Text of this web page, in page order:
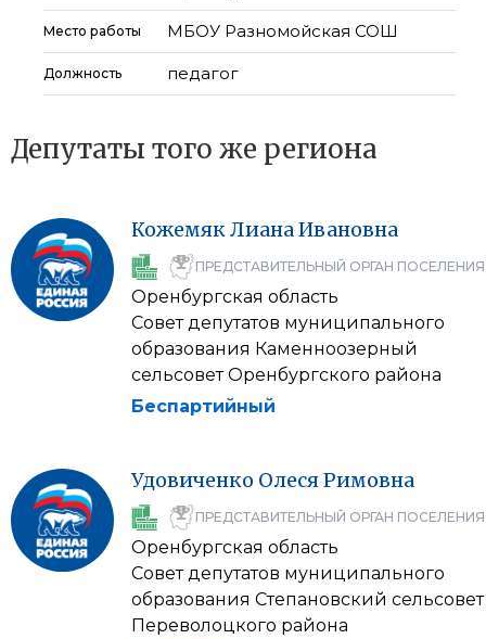
Место работы МБОУ Разномойская СОШ
Должность педагог
Депутаты того же региона
КожемякЛианаИвановна
ПРЕДСТАВИТЕЛЬНЫЙ ОРГАН ПОСЕЛЕНИЯ
Оренбургская область
Совет депутатов муниципального
образования Каменноозерный
сельсовет Оренбургского района
Беспартийный
Удовиченко ОлесяРимовна
ПРЕДСТАВИТЕЛЬНЫЙ ОРГАН ПОСЕЛЕНИЯ
Оренбургская область
Совет депутатов муниципального
образования Степановский сельсовет
Переволоцкого района